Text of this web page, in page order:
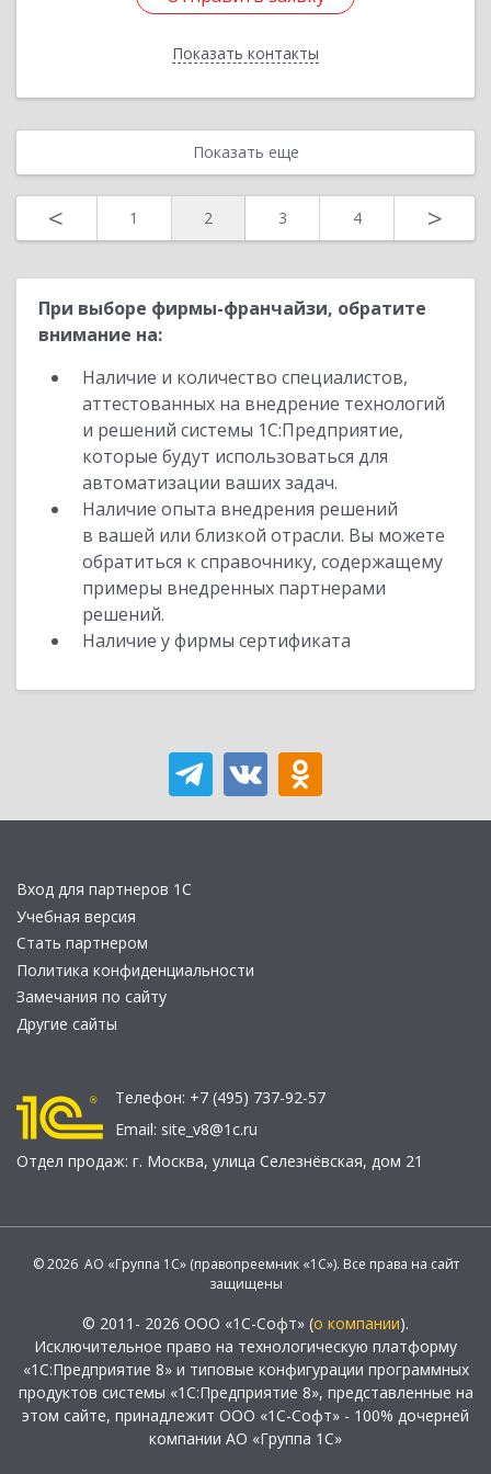
Показать контакты
Назад
Показать еще
< 1 2 3 4 >
При выборе фирмы-франчайзи, обратите
внимание на:
Наличие и количество специалистов,
аттестованных на внедрение технологий
и решений системы 1С:Предприятие,
которые будут использоваться для
автоматизации ваших задач.
Наличие опыта внедрения решений
в вашей или близкой отрасли. Вы можете
обратиться к справочнику, содержащему
примеры внедренных партнерами
решений.
Наличие у фирмы сертификата
Вход для партнеров 1С
Учебная версия
Стать партнером
Политика конфиденциальности
Замечания по сайту
Другие сайты
Телефон: +7 (495) 737-92-57
Email: site_v8@1c.ru
Отдел продаж: г. Москва, улица Селезнёвская, дом 21
© 2026 АО «Группа 1С» (правопреемник «1С»). Все права на сайт
защищены
© 2011- 2026 ООО «1С-Софт» (о компании).
Исключительное право на технологическую платформу
«1С:Предприятие 8» и типовые конфигурации программных
продуктов системы «1С:Предприятие 8», представленные на
этом сайте, принадлежит ООО «1С-Софт» - 100% дочерней
компании АО «Группа 1С»